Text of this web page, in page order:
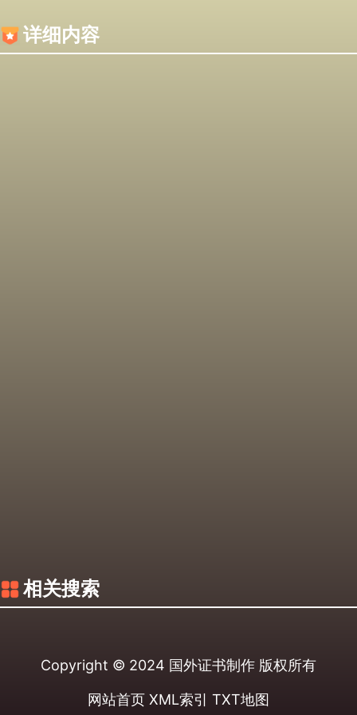
详细内容
相关搜索
Copyright © 2024 国外证书制作 版权所有
网站首页 XML索引 TXT地图